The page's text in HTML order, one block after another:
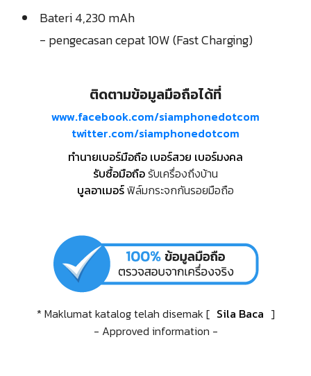
Bateri 4,230 mAh
- pengecasan cepat 10W (Fast Charging)
ติดตามข้อมูลมือถือได้ที่
www.facebook.com/siamphonedotcom
twitter.com/siamphonedotcom
ทำนายเบอร์มือถือ เบอร์สวย เบอร์มงคล
รับซื้อมือถือรับเครื่องถึงบ้าน
บูลอาเมอร์ฟิล์มกระจกกันรอยมือถือ
* Maklumat katalog telah disemak [ Sila Baca ]
- Approved information -